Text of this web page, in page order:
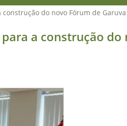
do novo Fórum de Garuva
do
a construção do